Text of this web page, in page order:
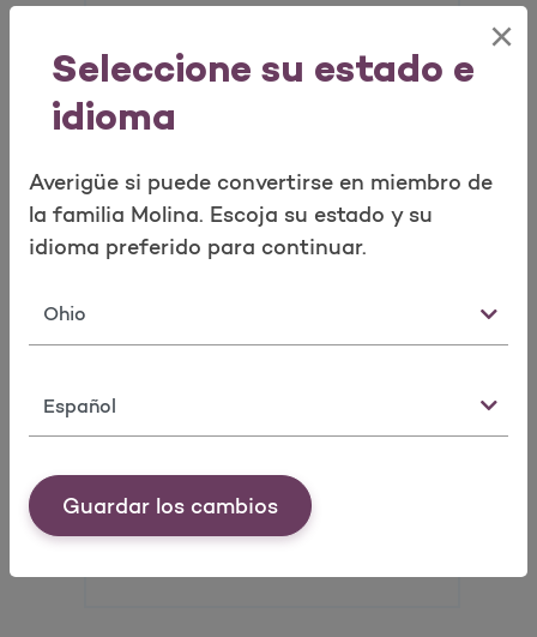
Seleccione su estado e
idioma
×
Averigüe si puede convertirse en miembro de
la familia Molina. Escoja su estado y su
idioma preferido para continuar.
Estado
Idioma
Guardar los cambios